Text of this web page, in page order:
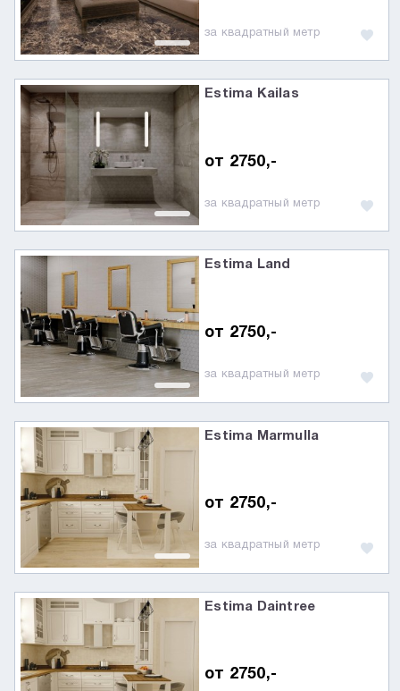
за квадратный метр
Estima Kailas
от 2750,-
за квадратный метр
Estima Land
от 2750,-
за квадратный метр
Estima Marmulla
от 2750,-
за квадратный метр
Estima Daintree
от 2750,-